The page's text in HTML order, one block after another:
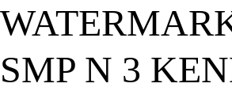
SMP N 3